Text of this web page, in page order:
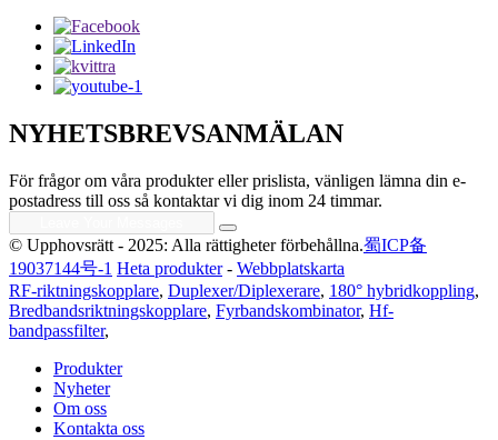
NYHETSBREVSANMÄLAN
För frågor om våra produkter eller prislista, vänligen lämna din e-
postadress till oss så kontaktar vi dig inom 24 timmar.
© Upphovsrätt - 2025: Alla rättigheter förbehållna.蜀ICP备
19037144号-1 Heta produkter- Webbplatskarta
RF-riktningskopplare, Duplexer/Diplexerare, 180° hybridkoppling,
Bredbandsriktningskopplare, Fyrbandskombinator, Hf-
bandpassfilter,
Produkter
Nyheter
Om oss
Kontakta oss